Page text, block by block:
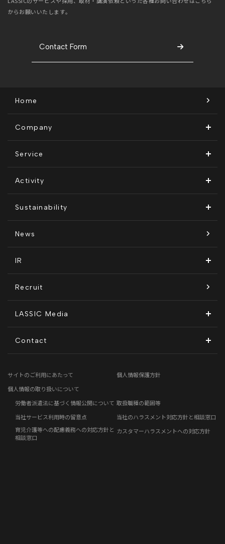
からお願いいたします。
Contact Form
Home
Company
ビジョン・ミッション
会社概要
沿革
Service
Remogu（リモグ）・リラシク
Remoguフリーランス
Activity
メディア運営
テレリモ総研
Sustainability
SDGsに対する取り組み
コンプライアンス推進体制
News
IR
開示情報
コーポレート・ガバナンス
Recruit
LASSIC Media
地方創生コラム
お客さまの声
社員の声
事例紹介
Contact
サイトのご利用にあたって
個人情報保護方針
個人情報の取り扱いについて
労働者派遣法に基づく情報公開について 取扱職種の範囲等
当社サービス利用時の留意点
当社のハラスメント対応方針と相談窓口
育児介護等への配慮義務への対応方針と
相談窓口
カスタマーハラスメントへの対応方針